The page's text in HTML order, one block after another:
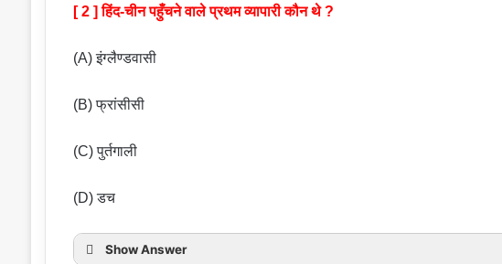
[ 2 ] हिंद-चीन पहुँचने वाले प्रथम व्यापारी कौन थे ?
(A) इंग्लैण्डवासी
(B) फ्रांसीसी
(C) पुर्तगाली
(D) डच
Show Answer